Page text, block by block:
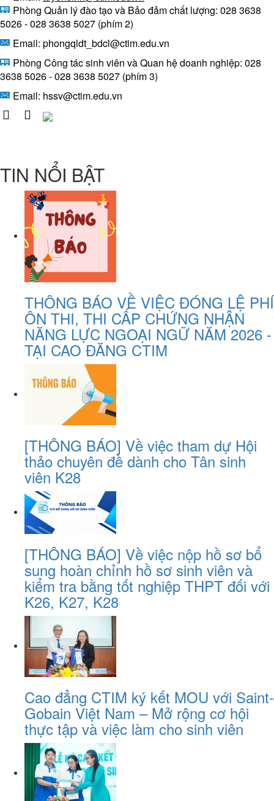
Phòng Quản lý đào tạo và Bảo đảm chất lượng: 028 3638
5026 - 028 3638 5027 (phím 2)
Email: phongqldt_bdcl@ctim.edu.vn
Phòng Công tác sinh viên và Quan hệ doanh nghiệp: 028
3638 5026 - 028 3638 5027 (phím 3)
Email: hssv@ctim.edu.vn
TIN NỔI BẬT
THÔNG BÁO VỀ VIỆC ĐÓNG LỆ PHÍ
ÔN THI, THI CẤP CHỨNG NHẬN
NĂNG LỰC NGOẠI NGỮ NĂM 2026 -
TẠI CAO ĐĂNG CTIM
[THÔNG BÁO] Về việc tham dự Hội
thảo chuyên đề dành cho Tân sinh
viên K28
[THÔNG BÁO] Về việc nộp hồ sơ bổ
sung hoàn chỉnh hồ sơ sinh viên và
kiểm tra bằng tốt nghiệp THPT đối với
K26, K27, K28
Cao đẳng CTIM ký kết MOU với Saint-
Gobain Việt Nam – Mở rộng cơ hội
thực tập và việc làm cho sinh viên